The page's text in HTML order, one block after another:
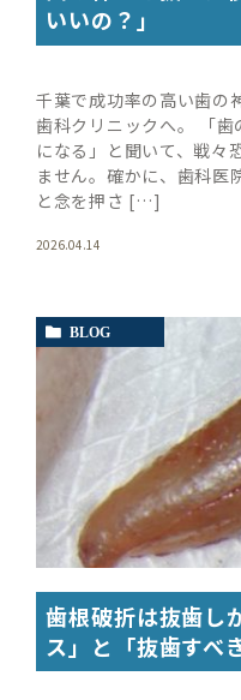
いいの？」
千葉で成功率の高い歯の
歯科クリニックへ。 「
になる」と聞いて、戦々
ません。確かに、歯科医
と念を押さ […]
2026.04.14
BLOG
歯根破折は抜歯し
ス」と「抜歯すべ